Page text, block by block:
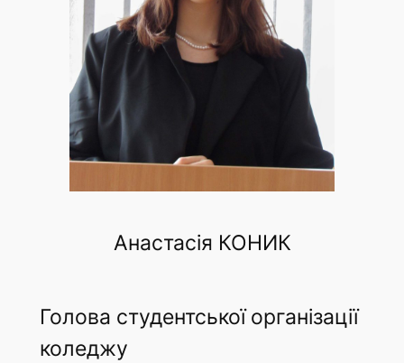
Анастасія КОНИК
Голова студентської організації
коледжу